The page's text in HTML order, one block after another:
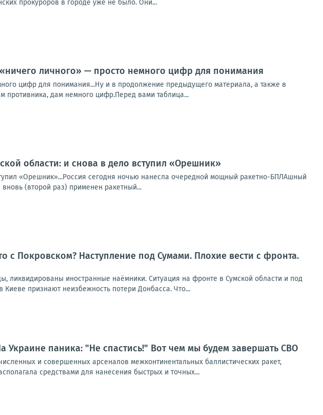
прокуроров в городе уже не было. Они...
личного» — просто немного цифр для понимания
цифр для понимания...Ну и в продолжение предыдущего материала, а также в
противника, дам немного цифр.Перед вами таблица...
области: и снова в дело вступил «Орешник»
«Орешник»...Россия сегодня ночью нанесла очередной мощный ракетно-БПЛАшный
(второй раз) применен ракетный...
с Покровском? Наступление под Сумами. Плохие вести с фронта.
ликвидированы иностранные наёмники. Ситуация на фронте в Сумской области и под
признают неизбежность потери Донбасса. Что...
паника: "Не спастись!" Вот чем мы будем завершать СВО
и совершенных арсеналов межконтинентальных баллистических ракет,
средствами для нанесения быстрых и точных...